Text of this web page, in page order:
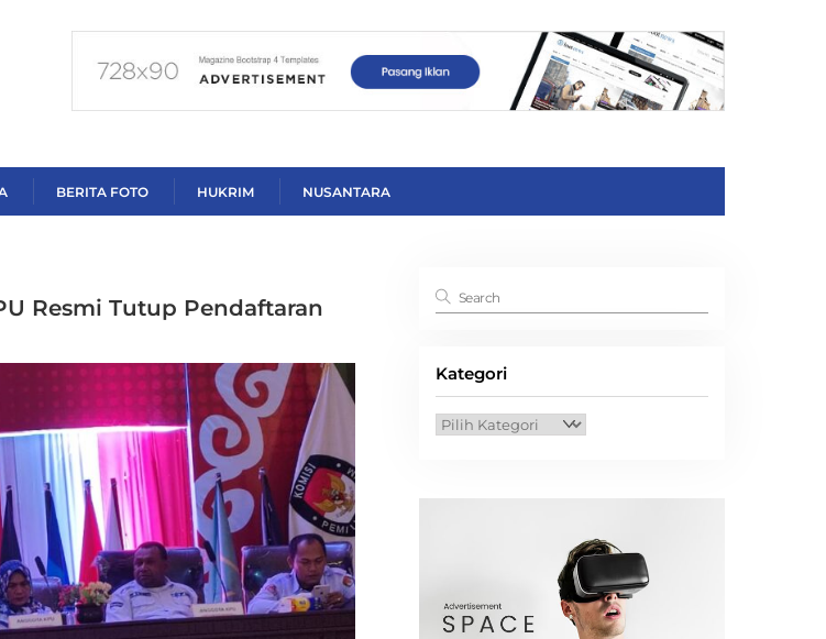
BERITA FOTO HUKRIM NUSANTARA
Resmi Tutup Pendaftaran
Kategori
Kategori